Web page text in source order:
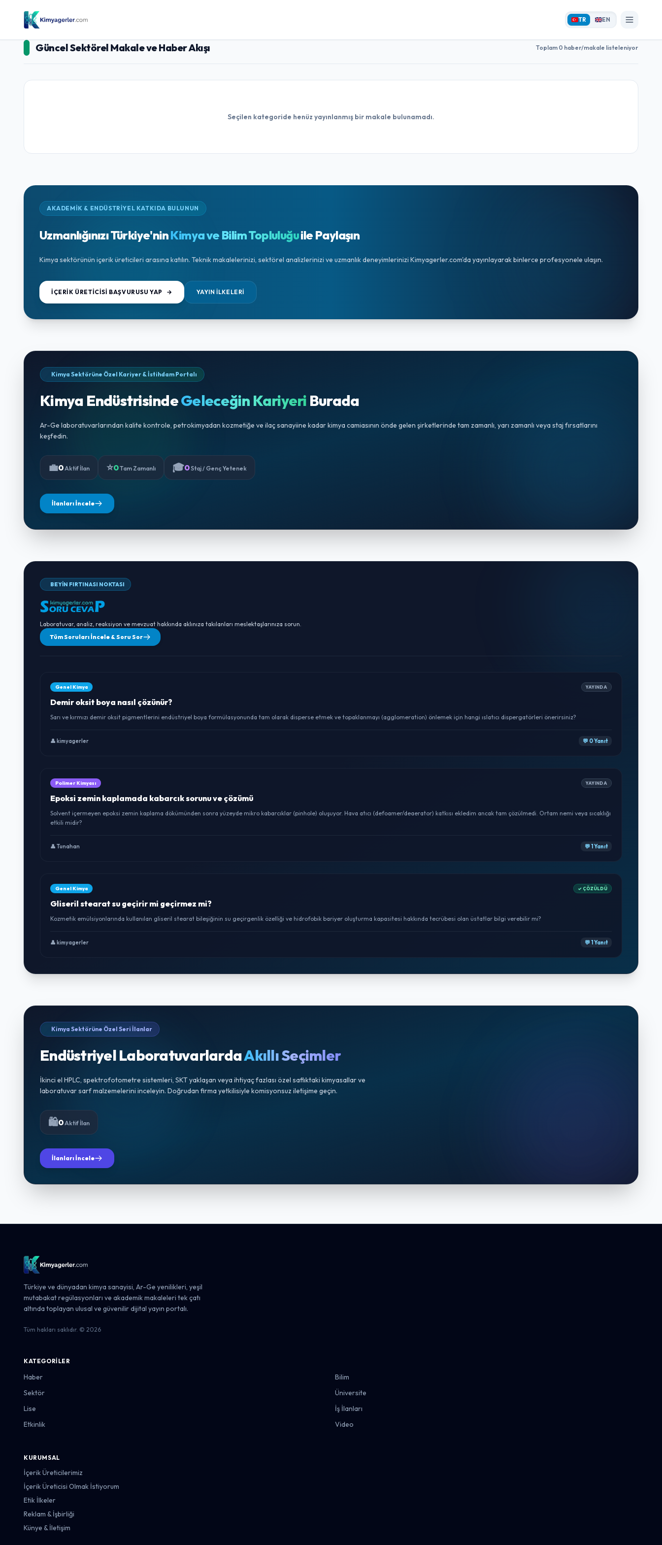
TR EN
Güncel Sektörel Makale ve Haber Akışı Toplam 0 haber/makale listeleniyor
Seçilen kategoride henüz yayınlanmış bir makale bulunamadı.
AKADEMİK & ENDÜSTRİYEL KATKIDA BULUNUN
Uzmanlığınızı Türkiye'ninKimya ve Bilim Topluluğuile Paylaşın
Kimya sektörünün içerik üreticileri arasına katılın. Teknik makalelerinizi, sektörel analizlerinizi ve uzmanlık deneyimlerinizi Kimyagerler.com'da yayınlayarak binlerce profesyonele ulaşın.
İÇERIK ÜRETICISI BAŞVURUSU YAP → YAYIN İLKELERI
Kimya Sektörüne Özel Kariyer & İstihdam Portalı
Kimya EndüstrisindeGeleceğin Kariyeri Burada
Ar-Ge laboratuvarlarından kalite kontrole, petrokimyadan kozmetiğe ve ilaç sanayiine kadar kimya camiasının önde gelen şirketlerinde tam zamanlı, yarı zamanlı veya staj fırsatlarını
keşfedin.
💼0Aktif İlan ⭐0Tam Zamanlı 🎓0Staj / Genç Yetenek
İlanları İncele
BEYİN FIRTINASI NOKTASI
Laboratuvar, analiz, reaksiyon ve mevzuat hakkında aklınıza takılanları meslektaşlarınıza sorun.
Tüm Soruları İncele & Soru Sor
Genel Kimya YAYINDA
Demir oksit boya nasıl çözünür?
Sarı ve kırmızı demir oksit pigmentlerini endüstriyel boya formülasyonunda tam olarak disperse etmek ve topaklanmayı (agglomeration) önlemek için hangi ıslatıcı dispergatörleri önerirsiniz?
👤 kimyagerler 💬 0 Yanıt
Polimer Kimyası YAYINDA
Epoksi zemin kaplamada kabarcık sorunu ve çözümü
Solvent içermeyen epoksi zemin kaplama dökümünden sonra yüzeyde mikro kabarcıklar (pinhole) oluşuyor. Hava atıcı (defoamer/deaerator) katkısı ekledim ancak tam çözülmedi. Ortam nemi veya sıcaklığı
etkili midir?
👤 Tunahan 💬 1 Yanıt
Genel Kimya ✓ ÇÖZÜLDÜ
Gliseril stearat su geçirir mi geçirmez mi?
Kozmetik emülsiyonlarında kullanılan gliseril stearat bileşiğinin su geçirgenlik özelliği ve hidrofobik bariyer oluşturma kapasitesi hakkında tecrübesi olan üstatlar bilgi verebilir mi?
👤 kimyagerler 💬 1 Yanıt
Kimya Sektörüne Özel Seri İlanlar
Endüstriyel LaboratuvarlardaAkıllı Seçimler
İkinci el HPLC, spektrofotometre sistemleri, SKT yaklaşan veya ihtiyaç fazlası özel saflıktaki kimyasallar ve
laboratuvar sarf malzemelerini inceleyin. Doğrudan firma yetkilisiyle komisyonsuz iletişime geçin.
🛍️0Aktif İlan
İlanları İncele
Türkiye ve dünyadan kimya sanayisi, Ar-Ge yenilikleri, yeşil
mutabakat regülasyonları ve akademik makaleleri tek çatı
altında toplayan ulusal ve güvenilir dijital yayın portalı.
Tüm hakları saklıdır. © 2026
KATEGORILER
Haber
Bilim
Sektör
Üniversite
Lise
İş İlanları
Etkinlik
Video
KURUMSAL
İçerik Üreticilerimiz
İçerik Üreticisi Olmak İstiyorum
Etik İlkeler
Reklam & İşbirliği
Künye & İletişim